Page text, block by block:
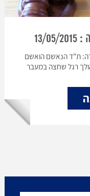
10-13 פרטי העבירה: ת"ד הנאשם הואשם
רגל שחצה במעבר